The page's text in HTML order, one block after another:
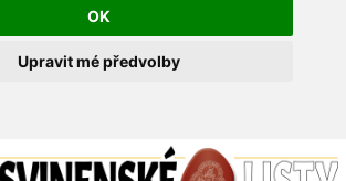
OK
Upravit mé předvolby